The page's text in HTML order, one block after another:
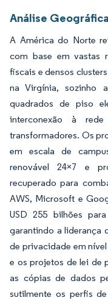
Análise Geográfica
A América do Norte
com base em vastas
fiscais e densos
na Virgínia, sozinho
quadrados de piso
interconexão à
transformadores. Os
em escala de
renovável 24×7 e
recuperado para
AWS, Microsoft e
USD 255 bilhões
garantindo a liderança
de privacidade em
e os projetos de lei de
as cópias de dados
sutilmente os perfis